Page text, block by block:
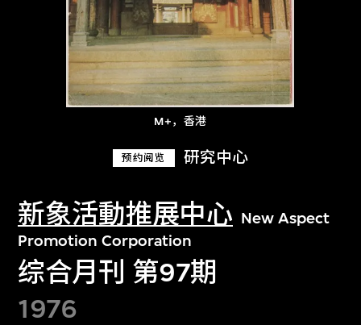
M+，香港
预约阅览 研究中心
新象活動推展中心 New Aspect
Promotion Corporation
综合月刊 第97期
1976
探索世界顶级的二十及二十一世纪视觉
文化藏品。